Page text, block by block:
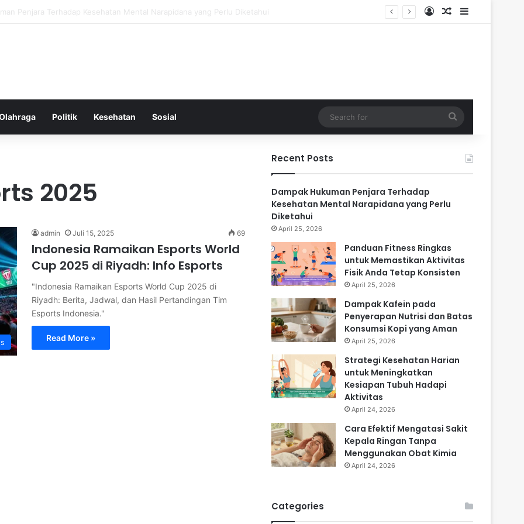
Ringkas untuk Memastikan Aktivitas Fisik Anda Tetap Konsisten Log InRandom Article
Sidebar
Politik Kesehatan Sosial
for
2025
admin Juli 15, 2025 69
Indonesia Ramaikan Esports World
Cup 2025 di Riyadh: Info Esports
"Indonesia Ramaikan Esports World Cup 2025 di
Riyadh: Berita, Jadwal, dan Hasil Pertandingan Tim
Esports Indonesia."
Read More »
Recent Posts
Dampak Hukuman Penjara Terhadap
Kesehatan Mental Narapidana yang Perlu
Diketahui
April 25, 2026
Panduan Fitness Ringkas
untuk Memastikan Aktivitas
Fisik Anda Tetap Konsisten
April 25, 2026
Dampak Kafein pada
Penyerapan Nutrisi dan Batas
Konsumsi Kopi yang Aman
April 25, 2026
Strategi Kesehatan Harian
untuk Meningkatkan
Kesiapan Tubuh Hadapi
Aktivitas
April 24, 2026
Cara Efektif Mengatasi Sakit
Kepala Ringan Tanpa
Menggunakan Obat Kimia
April 24, 2026
Categories